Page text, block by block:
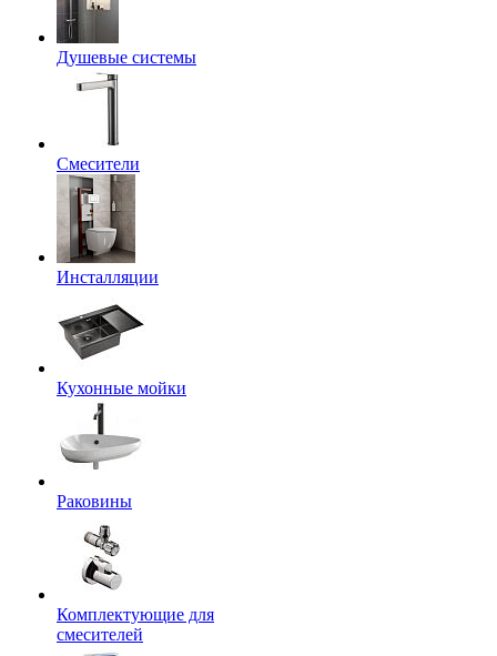
Душевые системы
Смесители
Инсталляции
Кухонные мойки
Раковины
Комплектующие для
смесителей